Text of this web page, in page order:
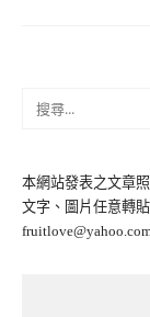
字:
本網站發表之文章
文字、圖片任意轉